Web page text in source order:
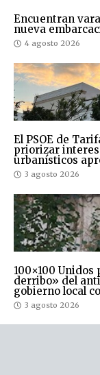
Encuentran
nueva
4 agosto 2026
El PSOE de
priorizar
urbanísticos
3 agosto 2026
100×100
derribo» del
gobierno local
3 agosto 2026